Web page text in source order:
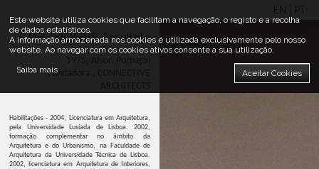
Este website utiliza cookies que facilitam a navegação, o registo e a recolha
de dados estatísticos.
A informação armazenada nos cookies é utilizada exclusivamente pelo nosso
website. Ao navegar com os cookies ativos consente a sua utilização.
Saiba mais
Aceitar Cookies
PT
Ana MoraisArquiteta
Fundadora , CONNECTIVE
Habilitações - 2004, Licenciatura em Arquitetura,
pela Universidade Lusíada de Lisboa. 2002,
formação complementar no âmbito da
Arquitetura e do Urbanismo, na Faculdade de
Arquitetura da Universidade Técnica de Lisboa.
2002, licenciatura em Arquitetura de Interiores,